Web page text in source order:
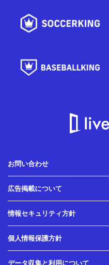
お問い合わせ
広告掲載について
情報セキュリティ方針
個人情報保護方針
データ収集と利用について